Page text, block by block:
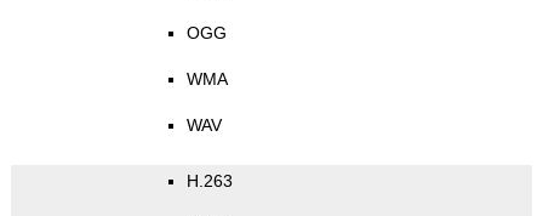
OGG
WMA
WAV
H.263